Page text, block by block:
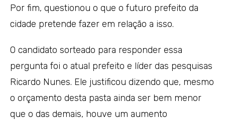
Por fim, questionou o que o futuro prefeito da
cidade pretende fazer em relação a isso.
O candidato sorteado para responder essa
pergunta foi o atual prefeito e líder das pesquisas
Ricardo Nunes. Ele justificou dizendo que, mesmo
o orçamento desta pasta ainda ser bem menor
que o das demais, houve um aumento